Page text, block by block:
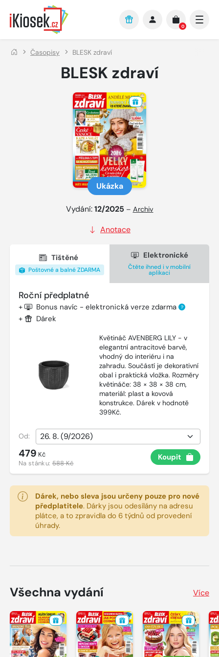
Přejít na hlavní obsah
0
Časopisy BLESK zdraví
BLESK zdraví
Ukázka
Vydání:12/2025 – Archiv
Anotace
Tištěné
Poštovné a balné ZDARMA
Elektronické
Čtěte ihned i v mobilní
aplikaci
Roční předplatné
+ Bonus navíc - elektronická verze zdarma ?
+ Dárek
Květináč AVENBERG LILY - v
elegantní antracitové barvě,
vhodný do interiéru i na
zahradu. Součástí je dekorativní
obal i praktická vložka. Rozměry
květináče: 38 × 38 × 38 cm,
materiál: plast a kovová
konstrukce. Dárek v hodnotě
399Kč.
Od:
479 Kč
Na stánku:588 Kč
Koupit
Dárek, nebo sleva jsou určeny pouze pro nové
předplatitele. Dárky jsou odesílány na adresu
plátce, a to zpravidla do 6 týdnů od provedení
úhrady.
Všechna vydání Více